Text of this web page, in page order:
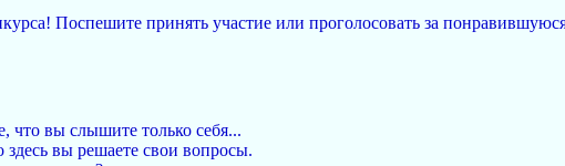
Поспешите принять участие или проголосовать за
что вы слышите только себя...
вы решаете свои вопросы.